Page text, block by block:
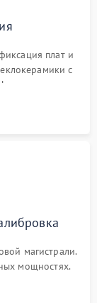
плат и
с
магистрали.
мощностях.
индикаторов